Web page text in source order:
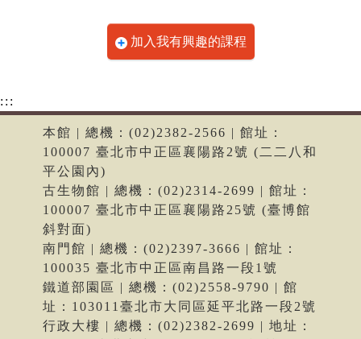
加入我有興趣的課程
:::
本館 | 總機：(02)2382-2566 | 館址：
100007 臺北市中正區襄陽路2號 (二二八和
平公園內)
古生物館 | 總機：(02)2314-2699 | 館址：
100007 臺北市中正區襄陽路25號 (臺博館
斜對面)
南門館 | 總機：(02)2397-3666 | 館址：
100035 臺北市中正區南昌路一段1號
鐵道部園區 | 總機：(02)2558-9790 | 館
址：103011臺北市大同區延平北路一段2號
行政大樓 | 總機：(02)2382-2699 | 地址：